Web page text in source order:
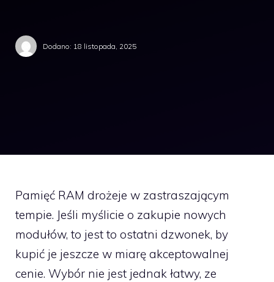
Dodano: 18 listopada, 2025
Pamięć RAM drożeje w zastraszającym
tempie. Jeśli myślicie o zakupie nowych
modułów, to jest to ostatni dzwonek, by
kupić je jeszcze w miarę akceptowalnej
cenie. Wybór nie jest jednak łatwy, ze